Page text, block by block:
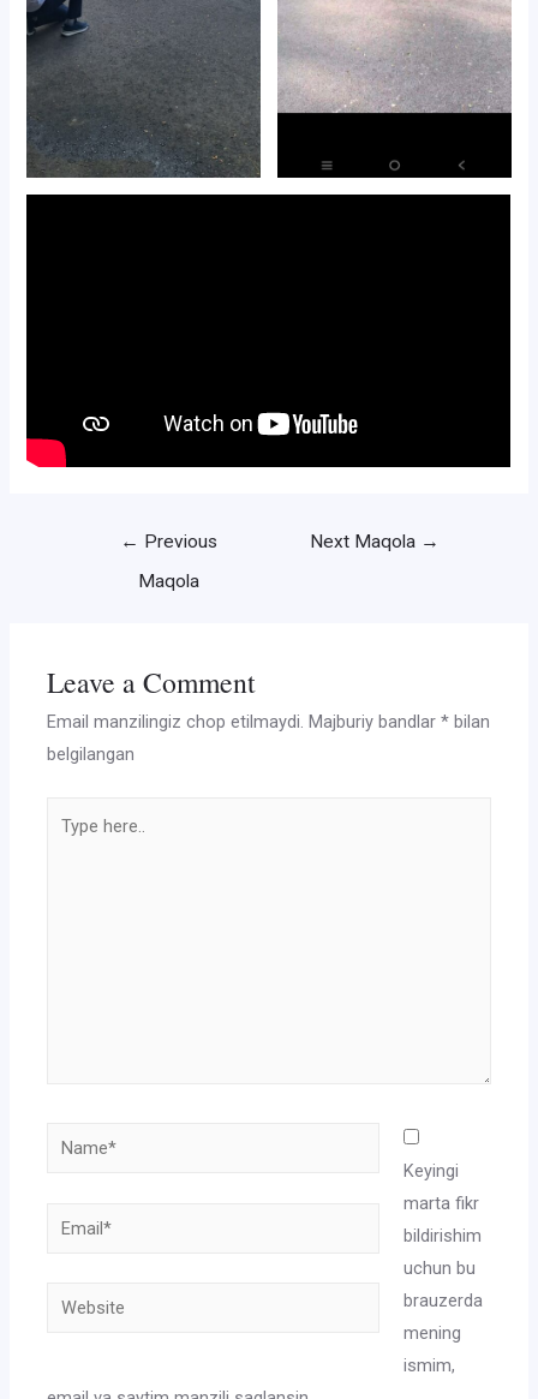
← Previous
Maqola
Next Maqola →
Leave a Comment
Email manzilingiz chop etilmaydi. Majburiy bandlar* bilan
belgilangan
Name*
Email*
Website
Keyingi
marta fikr
bildirishim
uchun bu
brauzerda
mening
ismim,